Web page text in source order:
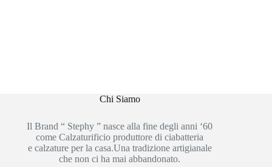
Chi Siamo
Il Brand “ Stephy ” nasce alla fine degli anni ‘60
come Calzaturificio produttore di ciabatteria
e calzature per la casa.Una tradizione artigianale
che non ci ha mai abbandonato.